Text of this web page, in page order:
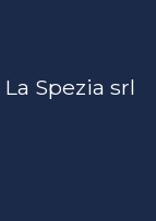
Spezia srl